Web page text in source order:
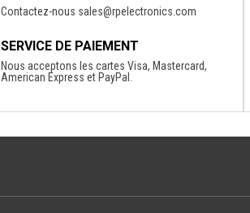
Contactez-nous sales@rpelectronics.com
SERVICE DE PAIEMENT
Nous acceptons les cartes Visa, Mastercard,
American Express et PayPal.